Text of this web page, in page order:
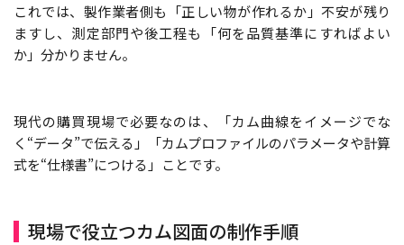
これでは、製作業者側も「正しい物が作れるか」不安が残り
ますし、測定部門や後工程も「何を品質基準にすればよい
か」分かりません。
現代の購買現場で必要なのは、「カム曲線をイメージでな
く“データ”で伝える」「カムプロファイルのパラメータや計算
式を“仕様書”につける」ことです。
現場で役立つカム図面の制作手順